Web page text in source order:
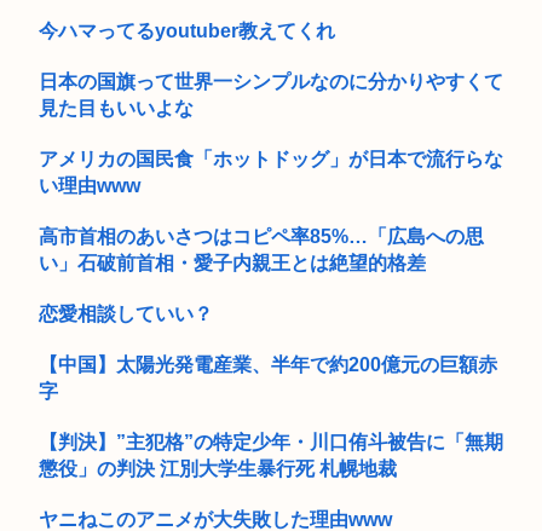
【悲報】大卒公務員40歳年収700万ワイ、咽び泣く…
グエン2人逮捕 送電ケーブル2.2トン窃盗
今ハマってるyoutuber教えてくれ
日本の国旗って世界一シンプルなのに分かりやすくて
見た目もいいよな
アメリカの国民食「ホットドッグ」が日本で流行らな
い理由www
高市首相のあいさつはコピペ率85%…「広島への思
い」石破前首相・愛子内親王とは絶望的格差
恋愛相談していい？
【中国】太陽光発電産業、半年で約200億元の巨額赤
字
【判決】”主犯格”の特定少年・川口侑斗被告に「無期
懲役」の判決 江別大学生暴行死 札幌地裁
ヤニねこのアニメが大失敗した理由www